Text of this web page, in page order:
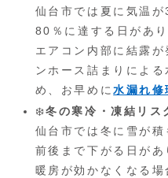
仙台市では夏に気温
80％に達する日があ
エアコン内部に結露
ンホース詰まりによ
め、お早めに水漏れ修
❄️冬の寒冷・凍結リス
仙台市では冬に雪が
前後まで下がる日が
暖房が効かなくなる